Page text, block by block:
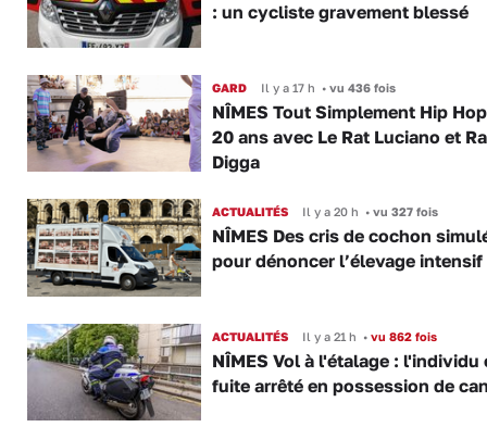
: un cycliste gravement blessé
GARD Il y a 17 h •vu 436 fois
NÎMES Tout Simplement Hip
20 ans avec Le Rat Luciano et
Digga
ACTUALITÉS Il y a 20 h •vu 327 fois
NÎMES Des cris de cochon
pour dénoncer l’élevage intensif
ACTUALITÉS Il y a 21 h •vu 862 fois
NÎMES Vol à l'étalage : l'individu
fuite arrêté en possession de